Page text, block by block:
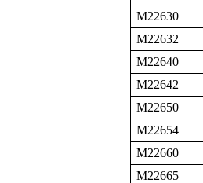
M22630
M22632
M22640
M22642
M22650
M22654
M22660
M22665